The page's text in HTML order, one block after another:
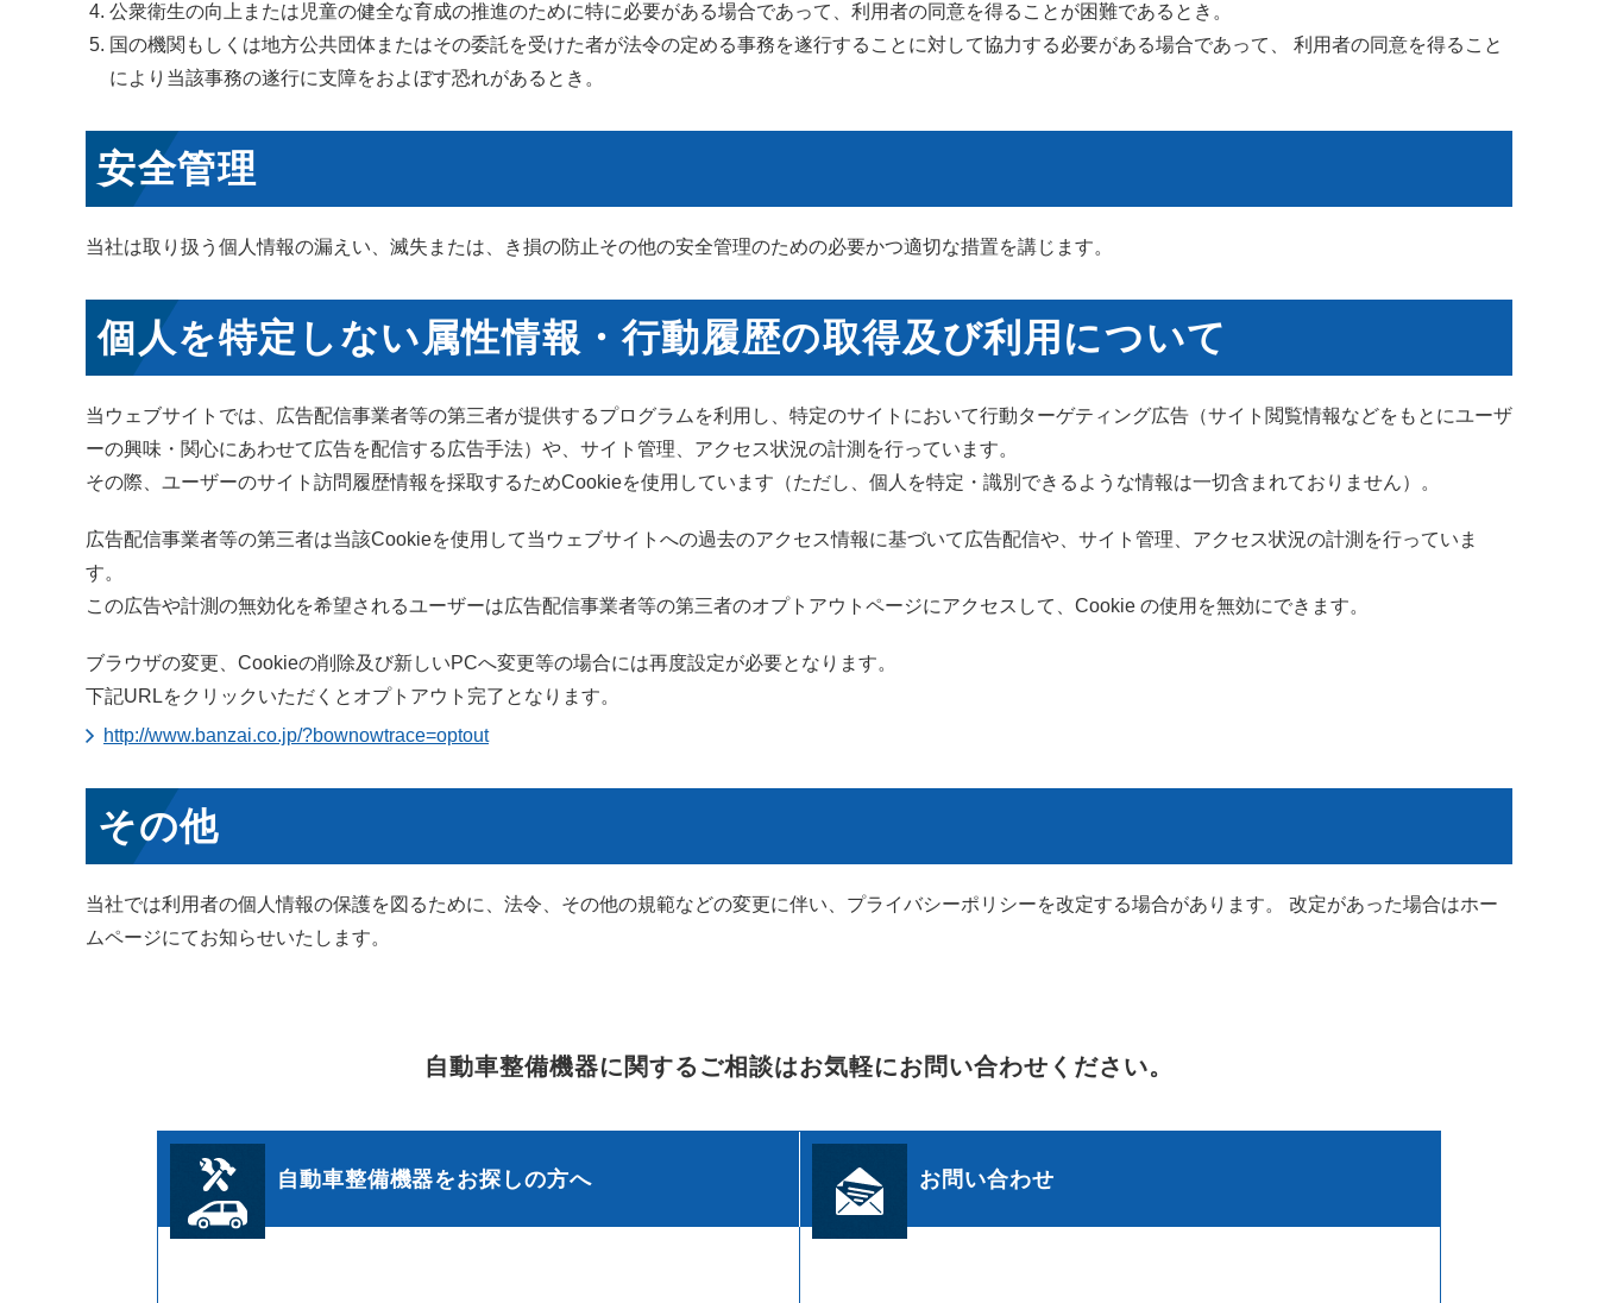
公衆衛生の向上または児童の健全な育成の推進のために特に必要がある場合であって、利用者の同意を得ることが困難であるとき。
国の機関もしくは地方公共団体またはその委託を受けた者が法令の定める事務を遂行することに対して協力する必要がある場合であって、 利用者の同意を得ること
により当該事務の遂行に支障をおよぼす恐れがあるとき。
安全管理
当社は取り扱う個人情報の漏えい、滅失または、き損の防止その他の安全管理のための必要かつ適切な措置を講じます。
個人を特定しない属性情報・行動履歴の取得及び利用について
当ウェブサイトでは、広告配信事業者等の第三者が提供するプログラムを利用し、特定のサイトにおいて行動ターゲティング広告（サイト閲覧情報などをもとにユーザ
ーの興味・関心にあわせて広告を配信する広告手法）や、サイト管理、アクセス状況の計測を行っています。
その際、ユーザーのサイト訪問履歴情報を採取するためCookieを使用しています（ただし、個人を特定・識別できるような情報は一切含まれておりません）。
広告配信事業者等の第三者は当該Cookieを使用して当ウェブサイトへの過去のアクセス情報に基づいて広告配信や、サイト管理、アクセス状況の計測を行っていま
す。
この広告や計測の無効化を希望されるユーザーは広告配信事業者等の第三者のオプトアウトページにアクセスして、Cookie の使用を無効にできます。
ブラウザの変更、Cookieの削除及び新しいPCへ変更等の場合には再度設定が必要となります。
下記URLをクリックいただくとオプトアウト完了となります。
http://www.banzai.co.jp/?bownowtrace=optout
その他
当社では利用者の個人情報の保護を図るために、法令、その他の規範などの変更に伴い、プライバシーポリシーを改定する場合があります。 改定があった場合はホー
ムページにてお知らせいたします。
自動車整備機器に関するご相談はお気軽にお問い合わせください。
自動車整備機器をお探しの方へ お問い合わせ